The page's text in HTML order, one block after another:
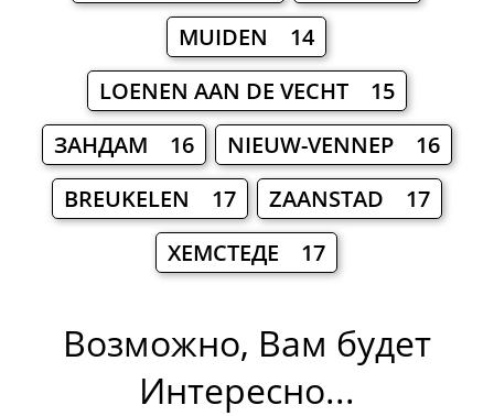
MUIDEN 14
LOENEN AAN DE VECHT 15
ЗАНДАМ 16
NIEUW-VENNEP 16
BREUKELEN 17
ZAANSTAD 17
ХЕМСТЕДЕ 17
Возможно, Вам будет
Интересно...